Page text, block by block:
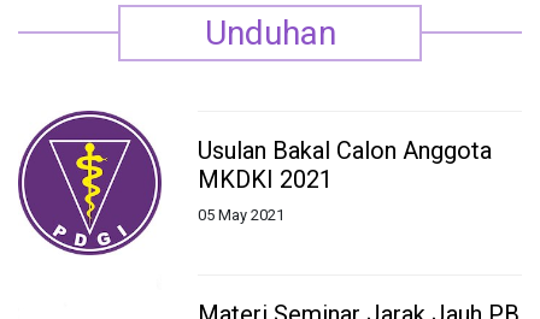
Unduhan
Usulan Bakal Calon Anggota
MKDKI 2021